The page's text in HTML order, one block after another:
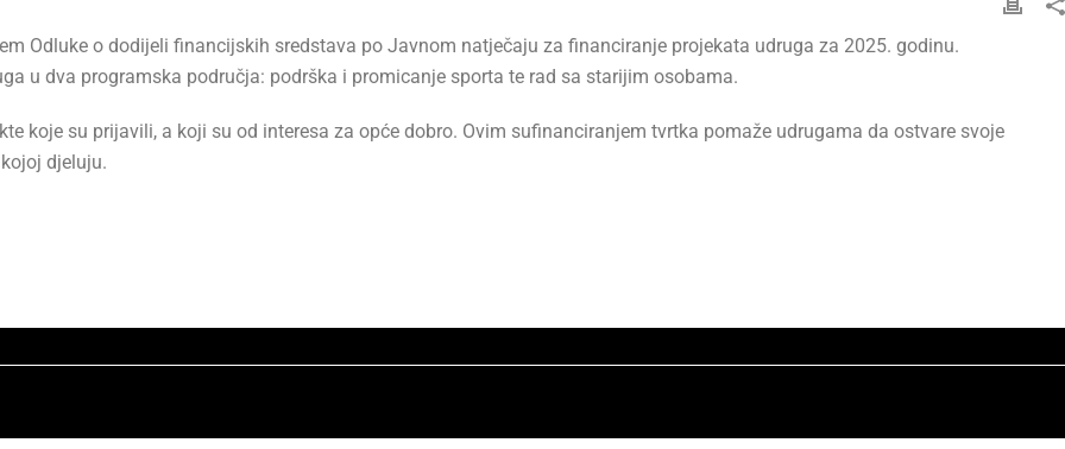
Odluke o dodijeli financijskih sredstava po Javnom natječaju za financiranje projekata udruga za 2025. godinu.
u dva programska područja: podrška i promicanje sporta te rad sa starijim osobama.
koje su prijavili, a koji su od interesa za opće dobro. Ovim sufinanciranjem tvrtka pomaže udrugama da ostvare svoje
djeluju.